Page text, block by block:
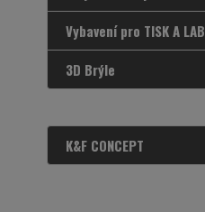
Vybavení pro TISK A LAB
3D Brýle
K&F CONCEPT